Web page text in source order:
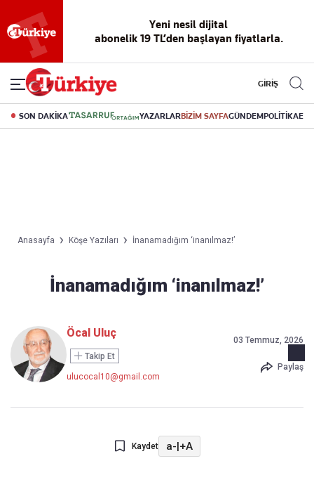
Yeni nesil dijital
abonelik 19 TL’den başlayan fiyatlarla.
GİRİŞ
SON DAKİKA YAZARLARBİZİM SAYFAGÜNDEMPOLİTİKA
Anasayfa Köşe Yazıları İnanamadığım ‘inanılmaz!’
İnanamadığım ‘inanılmaz!’
Öcal Uluç
Takip Et
ulucocal10@gmail.com
03 Temmuz, 2026
Paylaş
Kaydet a-|+A